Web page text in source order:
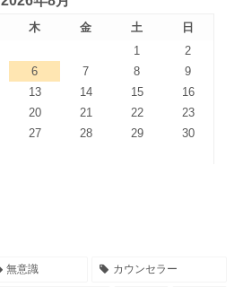
木 金 土
日
1
2
6 7 8
9
13 14 15
16
20 21 22
23
27 28 29
30
無意識 カウンセラー